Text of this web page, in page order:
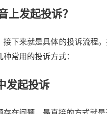
上发起投诉？
接下来就是具体的投诉流程
常用的投诉方式：
发起投诉